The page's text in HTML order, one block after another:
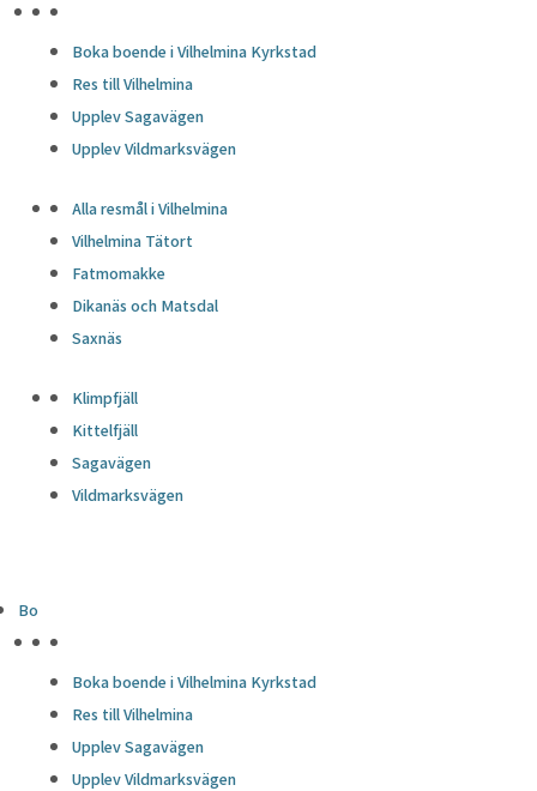
Boka boende i Vilhelmina Kyrkstad
Res till Vilhelmina
Upplev Sagavägen
Upplev Vildmarksvägen
Alla resmål i Vilhelmina
Vilhelmina Tätort
Fatmomakke
Dikanäs och Matsdal
Saxnäs
Klimpfjäll
Kittelfjäll
Sagavägen
Vildmarksvägen
Bo
Boka boende i Vilhelmina Kyrkstad
Res till Vilhelmina
Upplev Sagavägen
Upplev Vildmarksvägen